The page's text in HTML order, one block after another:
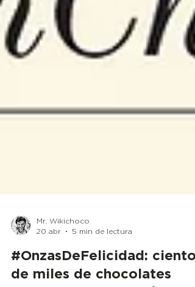
20 abr
5 min de lectura
#OnzasDeFelicidad: